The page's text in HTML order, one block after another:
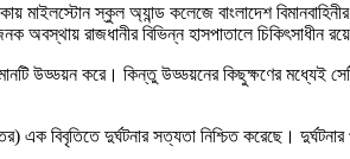
মাইলস্টোন স্কুল অ্যান্ড কলেজে বাংলাদেশ
রাজধানীর বিভিন্ন হাসপাতালে চিকিৎসাধীন
উড্ডয়ন করে। কিন্তু উড্ডয়নের কিছুক্ষণের মধ্যেই
বিবৃতিতে দুর্ঘটনার সত্যতা নিশ্চিত করেছে।